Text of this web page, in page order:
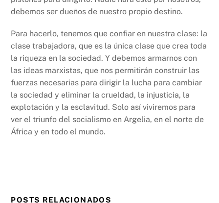
debemos ser dueños de nuestro propio destino.
Para hacerlo, tenemos que confiar en nuestra clase: la
clase trabajadora, que es la única clase que crea toda
la riqueza en la sociedad. Y debemos armarnos con
las ideas marxistas, que nos permitirán construir las
fuerzas necesarias para dirigir la lucha para cambiar
la sociedad y eliminar la crueldad, la injusticia, la
explotación y la esclavitud. Solo así viviremos para
ver el triunfo del socialismo en Argelia, en el norte de
África y en todo el mundo.
POSTS RELACIONADOS